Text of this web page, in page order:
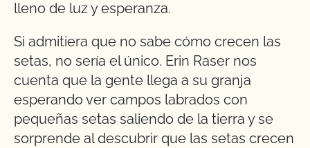
lleno de luz y esperanza.
Si admitiera que no sabe cómo crecen las
setas, no sería el único. Erin Raser nos
cuenta que la gente llega a su granja
esperando ver campos labrados con
pequeñas setas saliendo de la tierra y se
sorprende al descubrir que las setas crecen